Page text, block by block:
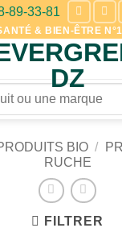
89-33-81
& BIEN-ÊTRE
BIO /
RUCHE
FILTRER